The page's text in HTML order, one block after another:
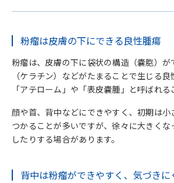
背中は粉瘤ができやすく、気づきに
背中の粉瘤とニキビの違い
2. 背中の粉瘤でみられる主な症状
皮膚の下にしこりを触れる
中央に黒い点がみられることがある
臭いのある内容物や膿が出ることがあ
粉瘤は皮膚の下にできる良性腫瘍
粉瘤は、皮膚の下に袋状の構造（嚢胞）が
（ケラチン）などがたまることで生じる良
「アテローム」や「表皮嚢腫」と呼ばれる
顔や首、背中などにできやすく、初期は
つかることが多いですが、徐々に大きくな
したりする場合があります。
背中は粉瘤ができやすく、気づきに